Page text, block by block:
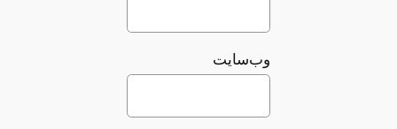
وب‌سایت